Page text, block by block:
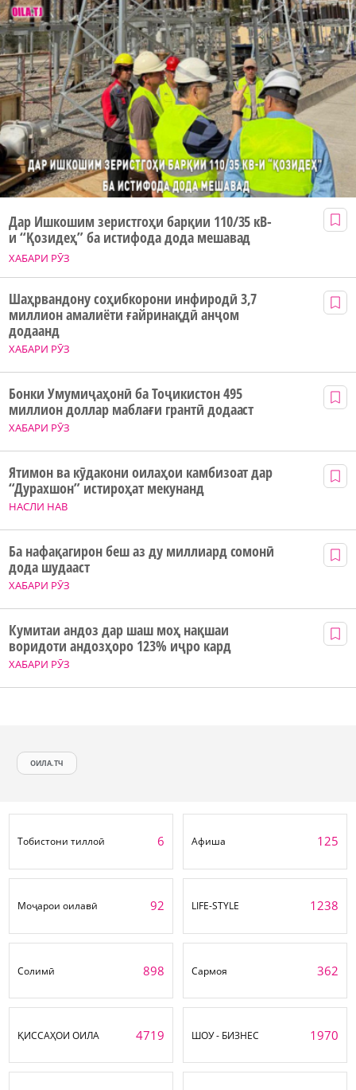
ХАБАРИ РӮЗ
Дар Ишкошим зеристгоҳи барқии 110/35 кВ-
и “Қозидеҳ” ба истифода дода мешавад
ХАБАРИ РӮЗ
Шаҳрвандону соҳибкорони инфиродӣ 3,7
миллион амалиёти ғайринақдӣ анҷом
додаанд
ХАБАРИ РӮЗ
Бонки Умумиҷаҳонӣ ба Тоҷикистон 495
миллион доллар маблағи грантӣ додааст
НАСЛИ НАВ
Ятимон ва кӯдакони оилаҳои камбизоат дар
“Дурахшон” истироҳат мекунанд
ХАБАРИ РӮЗ
Ба нафақагирон беш аз ду миллиард сомонӣ
дода шудааст
ХАБАРИ РӮЗ
Кумитаи андоз дар шаш моҳ нақшаи
воридоти андозҳоро 123% иҷро кард
ОИЛА.ТЧ
Тобистони тиллоӣ 6 Афиша 125
Моҷарои оилавӣ 92 LIFE-STYLE 1238
Солимӣ 898 Сармоя 362
ҚИССАҲОИ ОИЛА 4719 ШОУ - БИЗНЕС 1970